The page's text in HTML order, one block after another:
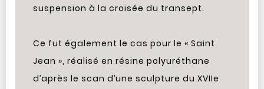
suspension à la croisée du transept.
Ce fut également le cas pour le « Saint
Jean », réalisé en résine polyuréthane
d’après le scan d’une sculpture du XVIIe